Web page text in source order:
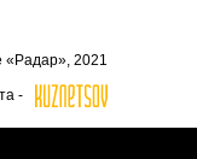
«Радар», 2021
-